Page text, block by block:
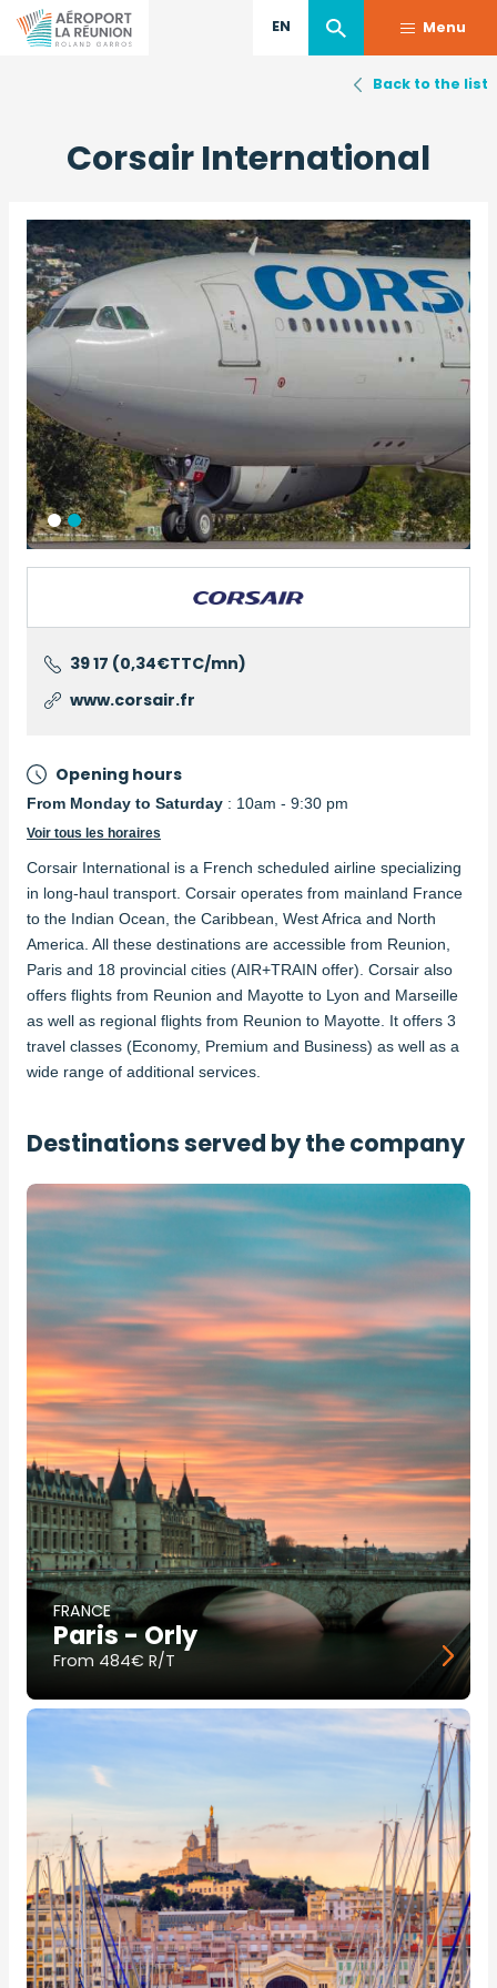
EN Menu
Corsair International
Logo
39 17 (0,34€TTC/mn)
www.corsair.fr
Opening hours
From Monday to Saturday : 10am - 9:30 pm
Voir tous les horaires
Corsair International is a French scheduled airline specializing
in long-haul transport. Corsair operates from mainland France
to the Indian Ocean, the Caribbean, West Africa and North
America. All these destinations are accessible from Reunion,
Paris and 18 provincial cities (AIR+TRAIN offer). Corsair also
offers flights from Reunion and Mayotte to Lyon and Marseille
as well as regional flights from Reunion to Mayotte. It offers 3
travel classes (Economy, Premium and Business) as well as a
wide range of additional services.
Destinations served by the company
Image
principale
FRANCE
Paris - Orly
From 484€ R/T
Image
Back to the list